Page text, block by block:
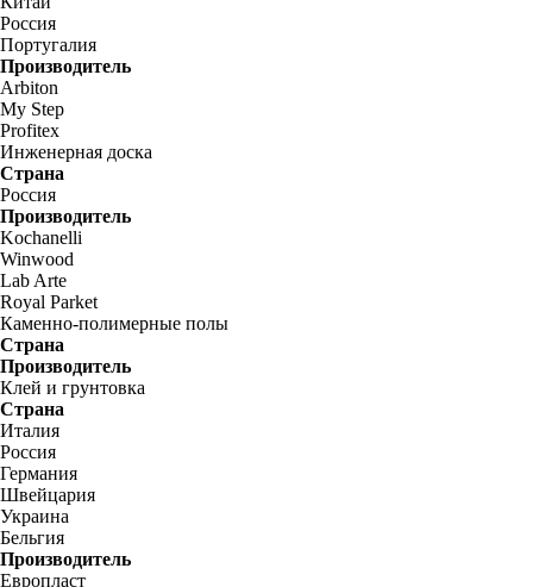
Россия
Португалия
Производитель
Arbiton
My Step
Profitex
Инженерная доска
Страна
Россия
Производитель
Kochanelli
Winwood
Lab Arte
Royal Parket
Каменно-полимерные полы
Страна
Производитель
Клей и грунтовка
Страна
Италия
Россия
Германия
Швейцария
Украина
Бельгия
Производитель
Европласт